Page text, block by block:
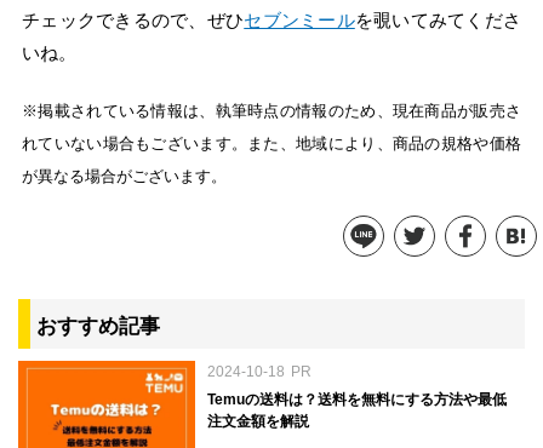
チェックできるので、ぜひセブンミールを覗いてみてくださ
いね。
※掲載されている情報は、執筆時点の情報のため、現在商品が販売さ
れていない場合もございます。また、地域により、商品の規格や価格
が異なる場合がございます。
おすすめ記事
2024-10-18 PR
Temuの送料は？送料を無料にする方法や最低
注文金額を解説